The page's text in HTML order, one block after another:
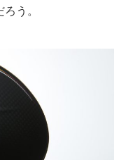
う。